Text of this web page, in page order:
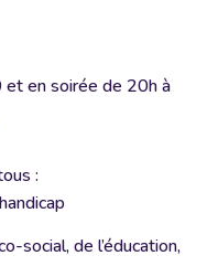
en soirée de 20h à
:
social, de l’éducation,